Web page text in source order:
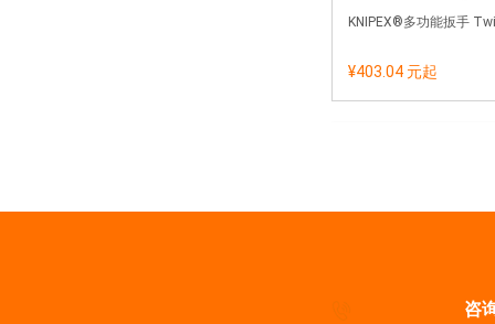
KNIPEX®多功能扳手
¥403.04 元起
咨